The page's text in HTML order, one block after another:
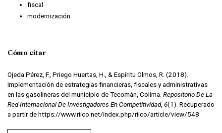
fiscal
modernización.
Cómo citar
Ojeda Pérez, F., Priego Huertas, H., & Espíritu Olmos, R. (2018).
Implementación de estrategias financieras, fiscales y administrativas
en las gasolineras del municipio de Tecomán, Colima. Repositorio De La
Red Internacional De Investigadores En Competitividad, 6(1). Recuperado
a partir de https://www.riico.net/index.php/riico/article/view/548